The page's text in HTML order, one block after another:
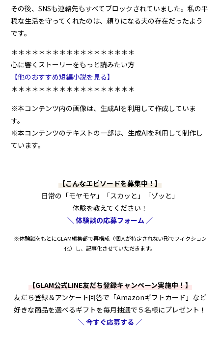
その後、SNSも連絡先もすべてブロックされていました。私の平
穏な生活を守ってくれたのは、頼りになる夫の存在だったよう
です。
＊＊＊＊＊＊＊＊＊＊＊＊＊＊＊＊＊＊
心に響くストーリーをもっと読みたい方
【他のおすすめ短編小説を見る】
＊＊＊＊＊＊＊＊＊＊＊＊＊＊＊＊＊＊
※本コンテンツ内の画像は、生成AIを利用して作成していま
す。
※本コンテンツのテキストの一部は、生成AIを利用して制作し
ています。
【こんなエピソードを募集中！】
日常の「モヤモヤ」「スカッと」「ゾッと」
体験を教えてください！
＼ 体験談の応募フォーム ／
※体験談をもとにGLAM編集部で再構成（個人が特定されない形でフィクション
化）し、記事化させていただきます。
【GLAM公式LINE友だち登録キャンペーン実施中！】
友だち登録＆アンケート回答で「Amazonギフトカード」など
好きな商品を選べるギフトを毎月抽選で５名様にプレゼント！
＼ 今すぐ応募する ／